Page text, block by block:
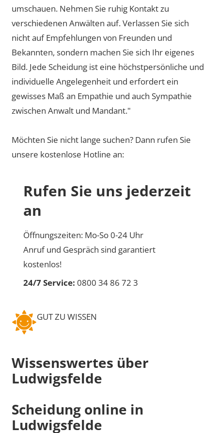
umschauen. Nehmen Sie ruhig Kontakt zu
verschiedenen Anwälten auf. Verlassen Sie sich
nicht auf Empfehlungen von Freunden und
Bekannten, sondern machen Sie sich Ihr eigenes
Bild. Jede Scheidung ist eine höchstpersönliche und
individuelle Angelegenheit und erfordert ein
gewisses Maß an Empathie und auch Sympathie
zwischen Anwalt und Mandant."
Möchten Sie nicht lange suchen? Dann rufen Sie
unsere kostenlose Hotline an:
Rufen Sie uns jederzeit
an
Öffnungszeiten: Mo-So 0-24 Uhr
Anruf und Gespräch sind garantiert
kostenlos!
24/7 Service: 0800 34 86 72 3
GUT ZU WISSEN
Wissenswertes über
Ludwigsfelde
Scheidung online in
Ludwigsfelde